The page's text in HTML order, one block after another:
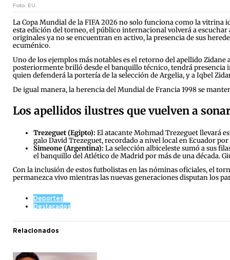
Foto: EU.
La Copa Mundial de la FIFA 2026 no solo funciona como la
esta edición del torneo, el público internacional volverá a
originales ya no se encuentran en activo, la presencia de sus
ecuménico.
Uno de los ejemplos más notables es el retorno del apellido
posteriormente brilló desde el banquillo técnico, tendrá presencia
quien defenderá la portería de la selección de Argelia, y a Iqbel
De igual manera, la herencia del Mundial de Francia 1998 se
Los apellidos ilustres que vuelven a
Trezeguet (Egipto): El atacante Mohmad Trezeguet llevará
galo David Trezeguet, recordado a nivel local en Ecuador
Simeone (Argentina): La selección albiceleste sumó a sus
el banquillo del Atlético de Madrid por más de una década.
Con la inclusión de estos futbolistas en las nóminas oficiales, el
permanezca vivo mientras las nuevas generaciones disputan los
Deportes
Destacados
Relacionados